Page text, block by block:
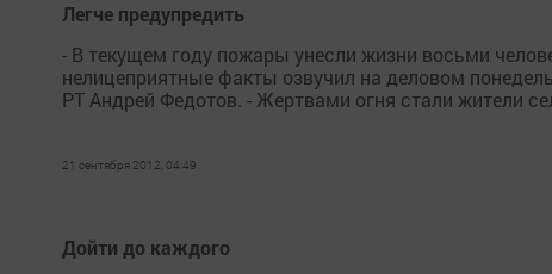
Легче предупредить
- В текущем году пожары унесли жизни восьми
нелицеприятные факты озвучил на деловом
РТ Андрей Федотов. - Жертвами огня стали жители
21 сентября 2012, 04:49
Дойти до каждого